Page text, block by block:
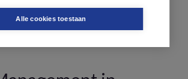
Alle cookies toestaan